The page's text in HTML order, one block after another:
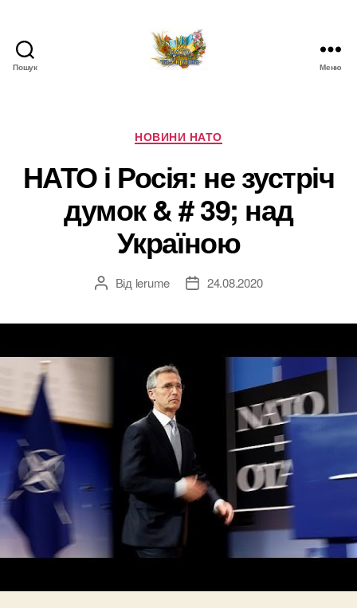
Пошук
Новини
про
НАТО
в
Україні
Меню
Категорії
НОВИНИ НАТО
НАТО і Росія: не зустріч
думок & # 39; над
Україною
Автор
Від lerume
Дата24.08.2020